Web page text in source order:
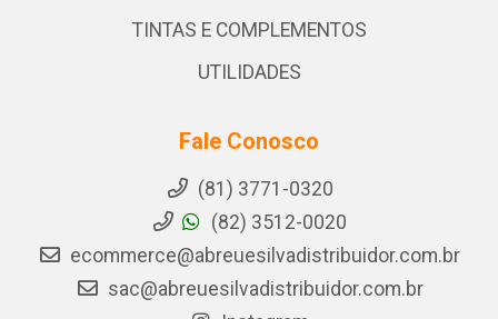
TINTAS E COMPLEMENTOS
UTILIDADES
Fale Conosco
(81) 3771-0320
(82) 3512-0020
ecommerce@abreuesilvadistribuidor.com.br
sac@abreuesilvadistribuidor.com.br